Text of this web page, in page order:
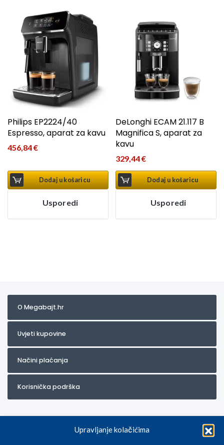
Upravljanje kolačićima
Philips EP2224/40
Espresso, aparat za kavu
456,84€
Dodaj u košaricu
Usporedi
DeLonghi ECAM 21.117 B
Magnifica S, aparat za
kavu
329,44€
Dodaj u košaricu
Usporedi
O Megabajt.hr
Uvjeti kupovine
Načini plaćanja
Korisnička podrška